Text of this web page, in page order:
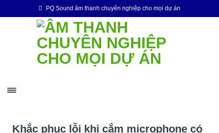
PQ Sound âm thanh chuyên nghiệp cho mọi dự án
Khắc phục lỗi khi cắm microphone có